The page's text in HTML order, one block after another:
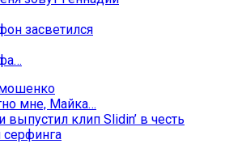
засветился
мне, Майка…
выпустил клип Slidin’ в честь